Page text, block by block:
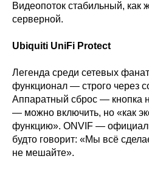
Видеопоток стабильный, как
серверной.
Ubiquiti UniFi Protect
Легенда среди сетевых
функционал — строго через
Аппаратный сброс — кнопка
— можно включить, но «как
функцию». ONVIF —
будто говорит: «Мы всё
не мешайте».